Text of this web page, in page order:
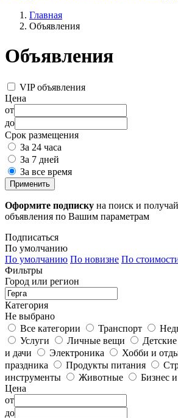
Главная
Объявления
Объявления
VIP объявления
Цена
от
до
Срок размещения
За 24 часа
За 7 дней
За все время
Применить
Оформите подписку на поиск и
объявления по Вашим параметрам
Подписаться
По умолчанию
По умолчанию По новизне По
Фильтры
Город или регион
Категория
Не выбрано
Все категории
Транспорт
Услуги
Личные вещи
и дачи
Электроника Хобби и
праздника
Продукты питания
инструменты
Животные
Бизнес
Цена
от
до